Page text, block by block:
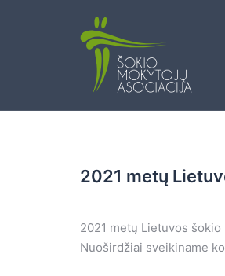
2021 metų
2021 metų Lietuvos
Nuoširdžiai sveikiname